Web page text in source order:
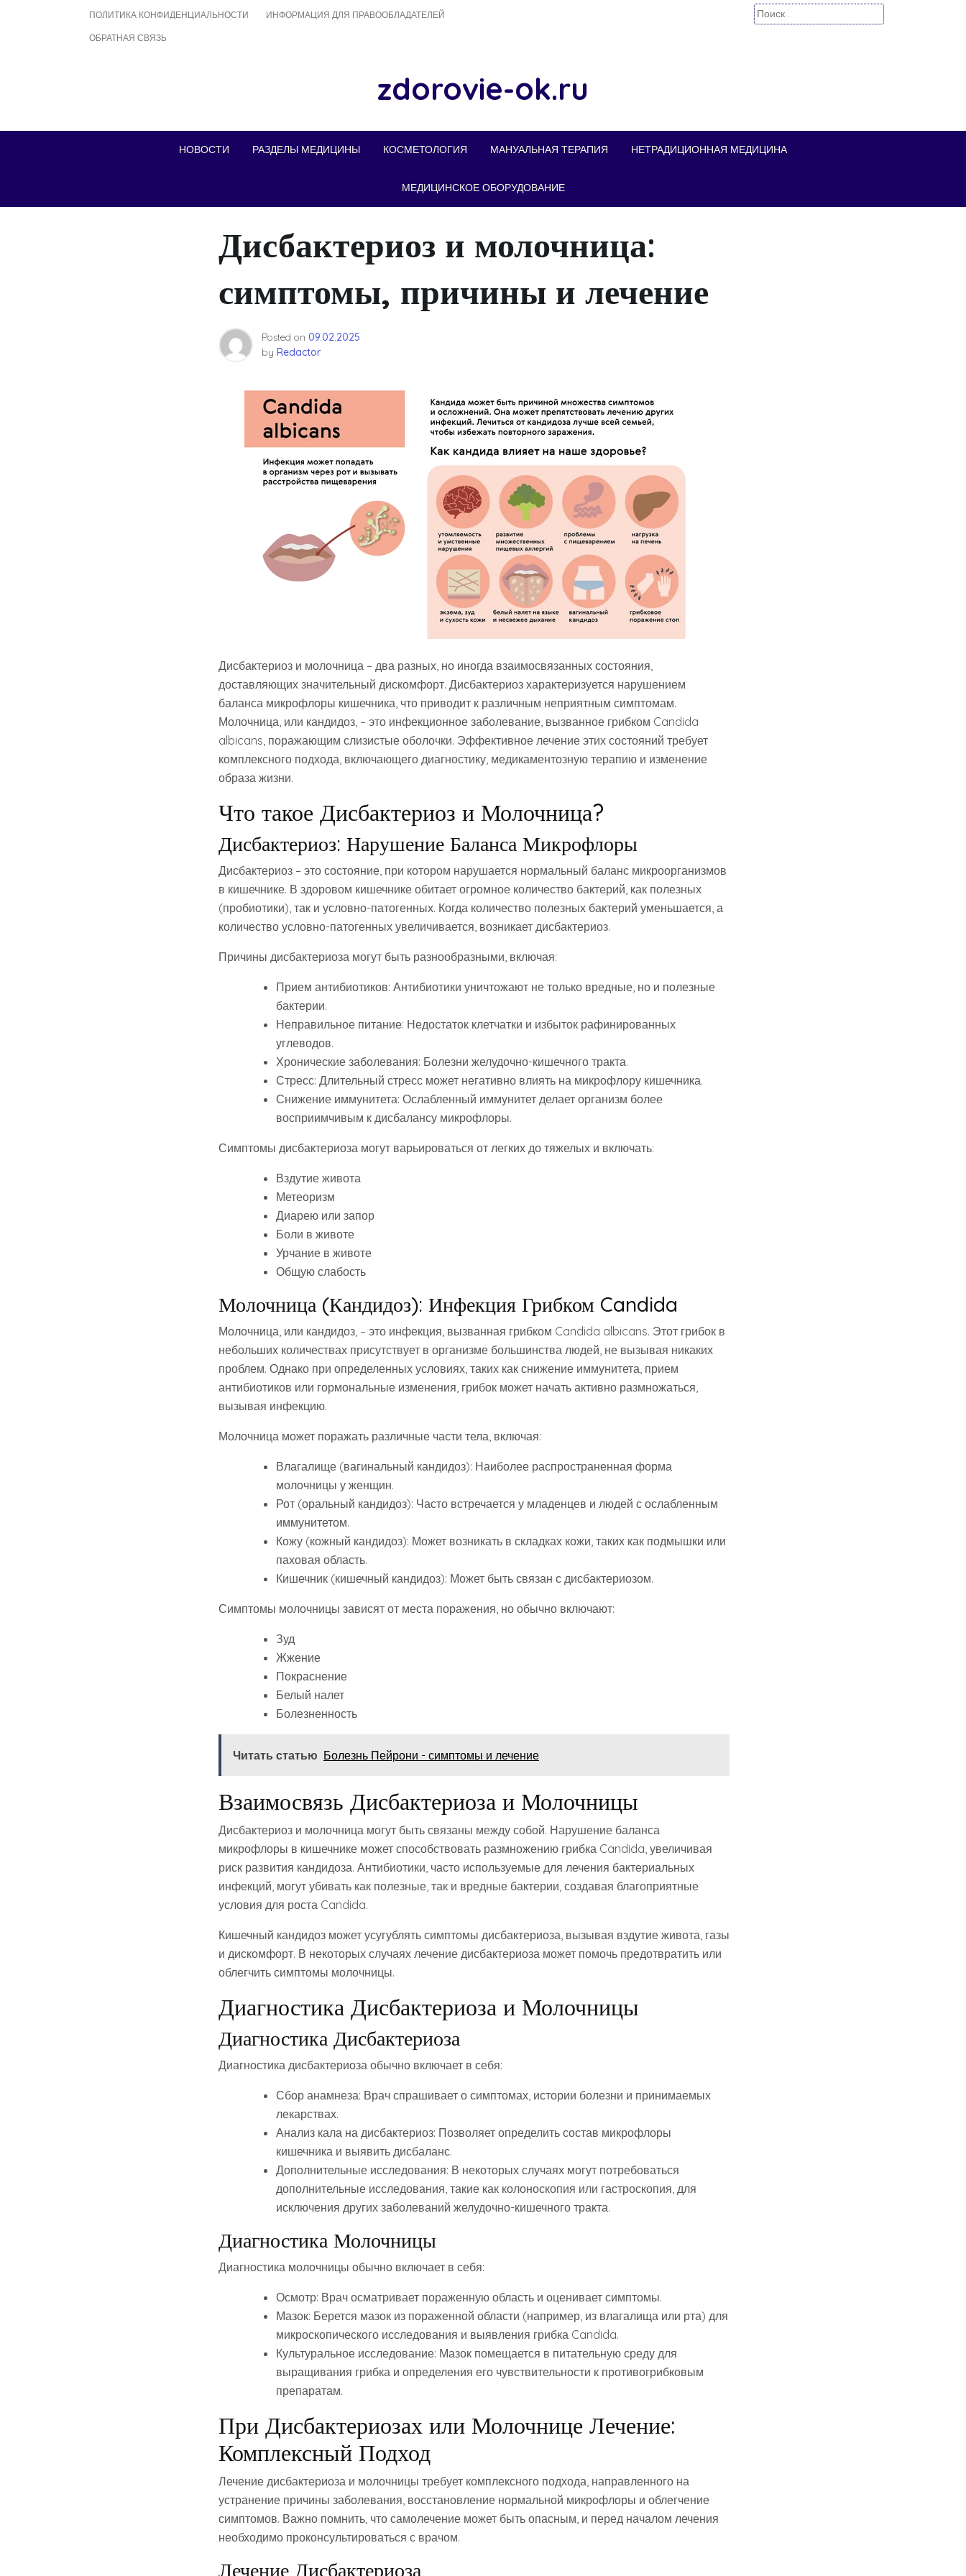
ПОЛИТИКА КОНФИДЕНЦИАЛЬНОСТИ ИНФОРМАЦИЯ ДЛЯ ПРАВООБЛАДАТЕЛЕЙ
ОБРАТНАЯ СВЯЗЬ
Найти:
zdorovie-ok.ru
НОВОСТИ РАЗДЕЛЫ МЕДИЦИНЫ КОСМЕТОЛОГИЯ МАНУАЛЬНАЯ ТЕРАПИЯ НЕТРАДИЦИОННАЯ МЕДИЦИНА
МЕДИЦИНСКОЕ ОБОРУДОВАНИЕ
Дисбактериоз и молочница:
симптомы, причины и лечение
Posted on 09.02.2025
by Redactor
Дисбактериоз и молочница – два разных, но иногда взаимосвязанных состояния,
доставляющих значительный дискомфорт. Дисбактериоз характеризуется нарушением
баланса микрофлоры кишечника, что приводит к различным неприятным симптомам.
Молочница, или кандидоз, – это инфекционное заболевание, вызванное грибком Candida
albicans, поражающим слизистые оболочки. Эффективное лечение этих состояний требует
комплексного подхода, включающего диагностику, медикаментозную терапию и изменение
образа жизни.
Что такое Дисбактериоз и Молочница?
Дисбактериоз: Нарушение Баланса Микрофлоры
Дисбактериоз – это состояние, при котором нарушается нормальный баланс микроорганизмов
в кишечнике. В здоровом кишечнике обитает огромное количество бактерий, как полезных
(пробиотики), так и условно-патогенных. Когда количество полезных бактерий уменьшается, а
количество условно-патогенных увеличивается, возникает дисбактериоз.
Причины дисбактериоза могут быть разнообразными, включая:
Прием антибиотиков: Антибиотики уничтожают не только вредные, но и полезные
бактерии.
Неправильное питание: Недостаток клетчатки и избыток рафинированных
углеводов.
Хронические заболевания: Болезни желудочно-кишечного тракта.
Стресс: Длительный стресс может негативно влиять на микрофлору кишечника.
Снижение иммунитета: Ослабленный иммунитет делает организм более
восприимчивым к дисбалансу микрофлоры.
Симптомы дисбактериоза могут варьироваться от легких до тяжелых и включать:
Вздутие живота
Метеоризм
Диарею или запор
Боли в животе
Урчание в животе
Общую слабость
Молочница (Кандидоз): Инфекция Грибком Candida
Молочница, или кандидоз, – это инфекция, вызванная грибком Candida albicans. Этот грибок в
небольших количествах присутствует в организме большинства людей, не вызывая никаких
проблем. Однако при определенных условиях, таких как снижение иммунитета, прием
антибиотиков или гормональные изменения, грибок может начать активно размножаться,
вызывая инфекцию.
Молочница может поражать различные части тела, включая:
Влагалище (вагинальный кандидоз): Наиболее распространенная форма
молочницы у женщин.
Рот (оральный кандидоз): Часто встречается у младенцев и людей с ослабленным
иммунитетом.
Кожу (кожный кандидоз): Может возникать в складках кожи, таких как подмышки или
паховая область.
Кишечник (кишечный кандидоз): Может быть связан с дисбактериозом.
Симптомы молочницы зависят от места поражения, но обычно включают:
Зуд
Жжение
Покраснение
Белый налет
Болезненность
Читать статью Болезнь Пейрони - симптомы и лечение
Взаимосвязь Дисбактериоза и Молочницы
Дисбактериоз и молочница могут быть связаны между собой. Нарушение баланса
микрофлоры в кишечнике может способствовать размножению грибка Candida, увеличивая
риск развития кандидоза. Антибиотики, часто используемые для лечения бактериальных
инфекций, могут убивать как полезные, так и вредные бактерии, создавая благоприятные
условия для роста Candida.
Кишечный кандидоз может усугублять симптомы дисбактериоза, вызывая вздутие живота, газы
и дискомфорт. В некоторых случаях лечение дисбактериоза может помочь предотвратить или
облегчить симптомы молочницы.
Диагностика Дисбактериоза и Молочницы
Диагностика Дисбактериоза
Диагностика дисбактериоза обычно включает в себя:
Сбор анамнеза: Врач спрашивает о симптомах, истории болезни и принимаемых
лекарствах.
Анализ кала на дисбактериоз: Позволяет определить состав микрофлоры
кишечника и выявить дисбаланс.
Дополнительные исследования: В некоторых случаях могут потребоваться
дополнительные исследования, такие как колоноскопия или гастроскопия, для
исключения других заболеваний желудочно-кишечного тракта.
Диагностика Молочницы
Диагностика молочницы обычно включает в себя:
Осмотр: Врач осматривает пораженную область и оценивает симптомы.
Мазок: Берется мазок из пораженной области (например, из влагалища или рта) для
микроскопического исследования и выявления грибка Candida.
Культуральное исследование: Мазок помещается в питательную среду для
выращивания грибка и определения его чувствительности к противогрибковым
препаратам.
При Дисбактериозах или Молочнице Лечение:
Комплексный Подход
Лечение дисбактериоза и молочницы требует комплексного подхода, направленного на
устранение причины заболевания, восстановление нормальной микрофлоры и облегчение
симптомов. Важно помнить, что самолечение может быть опасным, и перед началом лечения
необходимо проконсультироваться с врачом.
Лечение Дисбактериоза